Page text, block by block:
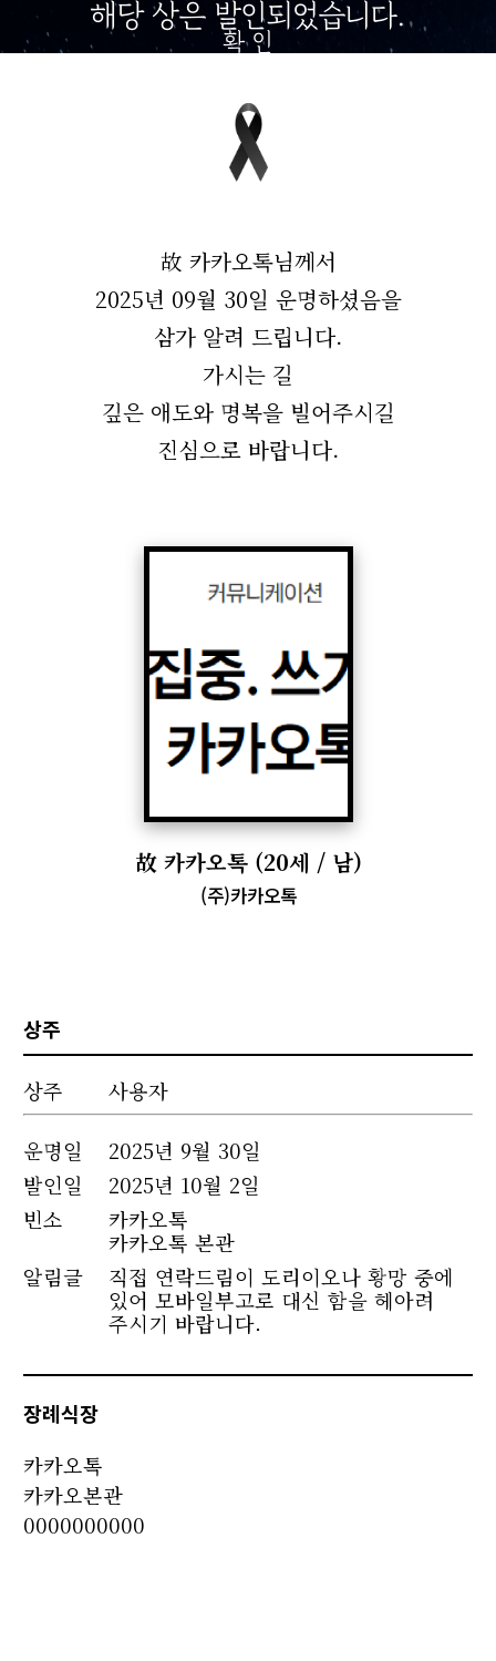
해당 상은 발인되었습니다.
확 인
故 카카오톡님께서
2025년 09월 30일 운명하셨음을
삼가 알려 드립니다.
가시는 길
깊은 애도와 명복을 빌어주시길
진심으로 바랍니다.
故 카카오톡(20세 / 남)
(주)카카오톡
상주
상주 사용자
운명일
2025년 9월 30일
발인일
2025년 10월 2일
빈소
카카오톡
카카오톡 본관
알림글
직접 연락드림이 도리이오나 황망 중에
있어 모바일부고로 대신 함을 헤아려
주시기 바랍니다.
장례식장
카카오톡
카카오본관
0000000000